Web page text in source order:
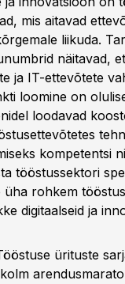
mis aitavad
liikuda.
näitavad,
ja IT-ettevõtete
loomine on
loodavad
kompetentsi
tööstussektori
üha rohkem
digitaalseid ja
ürituste